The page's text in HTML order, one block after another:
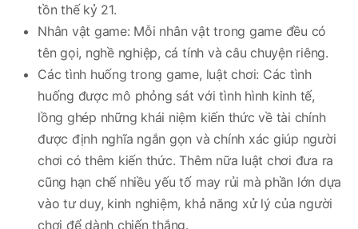
tồn thế kỷ 21.
Nhân vật game: Mỗi nhân vật trong game đều có
tên gọi, nghề nghiệp, cá tính và câu chuyện riêng.
Các tình huống trong game, luật chơi: Các tình
huống được mô phỏng sát với tình hình kinh tế,
lồng ghép những khái niệm kiến thức về tài chính
được định nghĩa ngắn gọn và chính xác giúp người
chơi có thêm kiến thức. Thêm nữa luật chơi đưa ra
cũng hạn chế nhiều yếu tố may rủi mà phần lớn dựa
vào tư duy, kinh nghiệm, khả năng xử lý của người
chơi để dành chiến thắng.